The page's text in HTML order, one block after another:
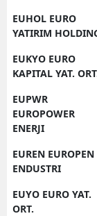
EUHOL EURO
YATIRIM
EUKYO EURO
KAPITAL YAT.
EUPWR
EUROPOWER
ENERJI
EUREN EUROPEN
ENDUSTRI
EUYO EURO YAT.
ORT.